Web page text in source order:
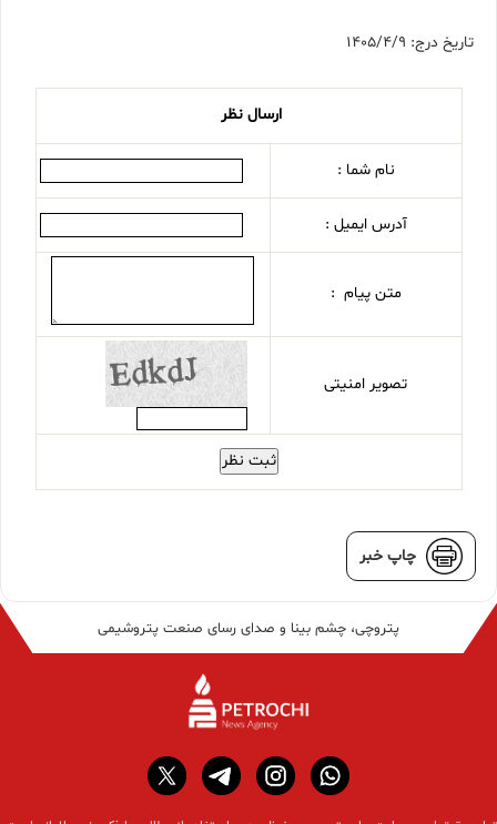
تاریخ درج: 1405/4/9
ارسال نظر
نام شما :
آدرس ایمیل :
متن پیام :
تصویر امنیتی
ثبت نظر
چاپ خبر
پتروچی، چشم بینا و صدای رسای صنعت پتروشیمی